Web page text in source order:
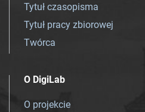
Tytuł czasopisma
Tytuł pracy zbiorowej
Twórca
O DigiLab
O projekcie